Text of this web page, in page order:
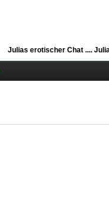
Julias erotischer Chat ....